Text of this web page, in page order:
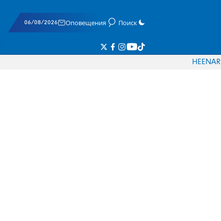
06/08/2026 Оповещения Поиск
HEENAR